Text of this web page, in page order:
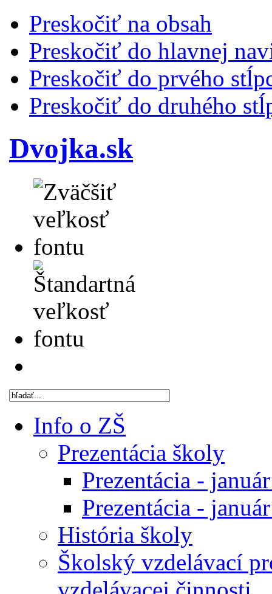
Preskočiť na obsah
Preskočiť do hlavnej
Preskočiť do prvého
Preskočiť do druhého
Dvojka.sk
Info o ZŠ
Prezentácia školy
Prezentácia -
Prezentácia -
História školy
Školský vzdelávací